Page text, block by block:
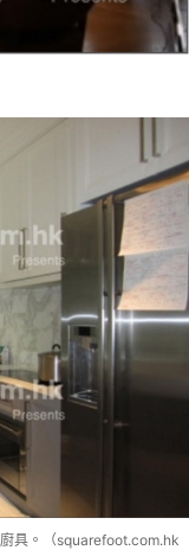
具。（squarefoot.com.hk